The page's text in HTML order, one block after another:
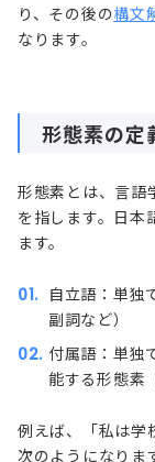
り、その後の構文
なります。
形態素の定
形態素とは、言語
を指します。日本
ます。
自立語：単独
副詞など）
付属語：単独
能する形態素
例えば、「私は学
次のようになりま